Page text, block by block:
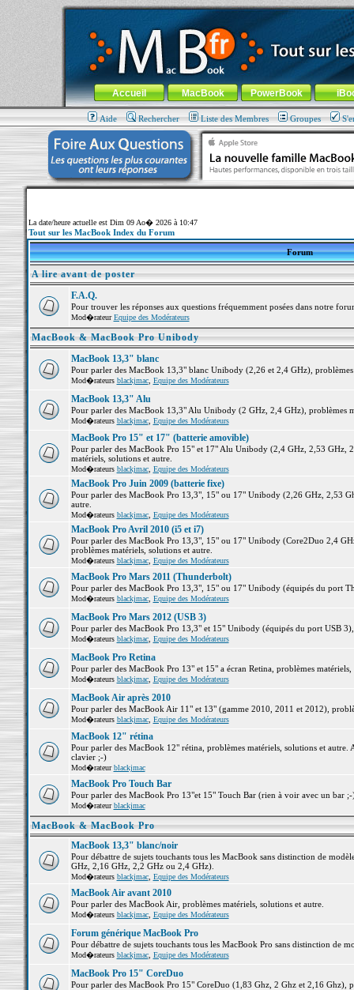
MacBook-fr.com : 100% Apple... 100% nomade !
Aller au contenu-Aller au menu général-Aller au menu de
Menu général
Accueil MacBook PowerBook
Aide Rechercher Liste des Membres Groupes
La date/heure actuelle est Dim 09 Ao� 2026 à 10:47
Tout sur les MacBook Index du Forum
Forum
A lire avant de poster
F.A.Q.
Pour trouver les réponses aux questions fréquemment posées dans notre
Mod�rateurEquipe des Modérateurs
MacBook & MacBook Pro Unibody
MacBook 13,3" blanc
Pour parler des MacBook 13,3" blanc Unibody (2,26 et 2,4 GHz),
Mod�rateurs blackjmac, Equipe des Modérateurs
MacBook 13,3" Alu
Pour parler des MacBook 13,3" Alu Unibody (2 GHz, 2,4 GHz), problèmes
Mod�rateurs blackjmac, Equipe des Modérateurs
MacBook Pro 15" et 17" (batterie amovible)
Pour parler des MacBook Pro 15" et 17" Alu Unibody (2,4 GHz, 2,53 GHz,
matériels, solutions et autre.
Mod�rateurs blackjmac, Equipe des Modérateurs
MacBook Pro Juin 2009 (batterie fixe)
Pour parler des MacBook Pro 13,3", 15" ou 17" Unibody (2,26 GHz, 2,53
autre.
Mod�rateurs blackjmac, Equipe des Modérateurs
MacBook Pro Avril 2010 (i5 et i7)
Pour parler des MacBook Pro 13,3", 15" ou 17" Unibody (Core2Duo 2,4
problèmes matériels, solutions et autre.
Mod�rateurs blackjmac, Equipe des Modérateurs
MacBook Pro Mars 2011 (Thunderbolt)
Pour parler des MacBook Pro 13,3", 15" ou 17" Unibody (équipés du port
Mod�rateurs blackjmac, Equipe des Modérateurs
MacBook Pro Mars 2012 (USB 3)
Pour parler des MacBook Pro 13,3" et 15" Unibody (équipés du port USB
Mod�rateurs blackjmac, Equipe des Modérateurs
MacBook Pro Retina
Pour parler des MacBook Pro 13" et 15" a écran Retina, problèmes matériels,
Mod�rateurs blackjmac, Equipe des Modérateurs
MacBook Air après 2010
Pour parler des MacBook Air 11" et 13" (gamme 2010, 2011 et 2012),
Mod�rateurs blackjmac, Equipe des Modérateurs
MacBook 12" rétina
Pour parler des MacBook 12" rétina, problèmes matériels, solutions et
clavier ;-)
Mod�rateurblackjmac
MacBook Pro Touch Bar
Pour parler des MacBook Pro 13"et 15" Touch Bar (rien à voir avec un bar
Mod�rateurblackjmac
MacBook & MacBook Pro
MacBook 13,3" blanc/noir
Pour débattre de sujets touchants tous les MacBook sans distinction de
GHz, 2,16 GHz, 2,2 GHz ou 2,4 GHz).
Mod�rateurs blackjmac, Equipe des Modérateurs
MacBook Air avant 2010
Pour parler des MacBook Air, problèmes matériels, solutions et autre.
Mod�rateurs blackjmac, Equipe des Modérateurs
Forum générique MacBook Pro
Pour débattre de sujets touchants tous les MacBook Pro sans distinction de
Mod�rateurs blackjmac, Equipe des Modérateurs
MacBook Pro 15" CoreDuo
Pour parler des MacBook Pro 15" CoreDuo (1,83 Ghz, 2 Ghz et 2,16 Ghz),